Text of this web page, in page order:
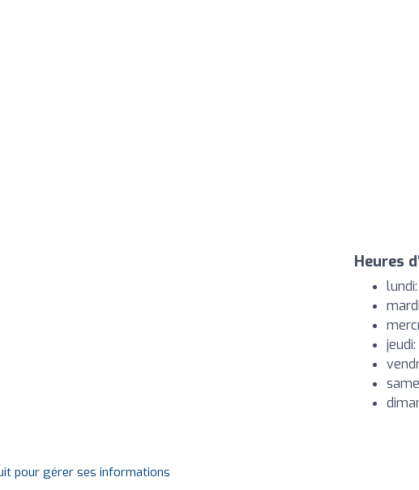
Heures
pour gérer ses informations